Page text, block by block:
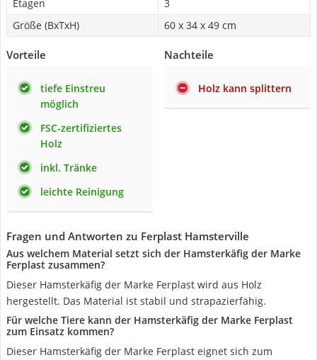
Etagen
3
Größe (BxTxH)
60 x 34 x 49 cm
Vorteile
tiefe Einstreu
möglich
FSC-zertifiziertes
Holz
inkl. Tränke
leichte Reinigung
Nachteile
Holz kann splittern
Fragen und Antworten zu Ferplast Hamsterville
Aus welchem Material setzt sich der Hamsterkäfig der Marke
Ferplast zusammen?
Dieser Hamsterkäfig der Marke Ferplast wird aus Holz
hergestellt. Das Material ist stabil und strapazierfähig.
Für welche Tiere kann der Hamsterkäfig der Marke Ferplast
zum Einsatz kommen?
Dieser Hamsterkäfig der Marke Ferplast eignet sich zum